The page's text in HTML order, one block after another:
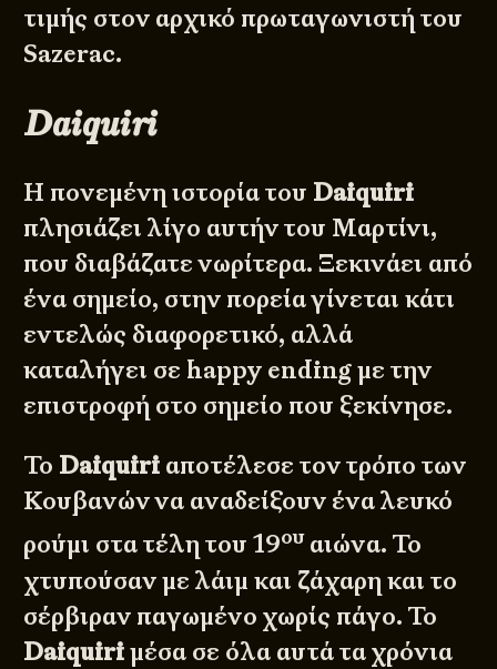
τιμής στον αρχικό πρωταγωνιστή του
Sazerac.
Daiquiri
Η πονεμένη ιστορία του Daiquiri
πλησιάζει λίγο αυτήν του Μαρτίνι,
που διαβάζατε νωρίτερα. Ξεκινάει από
ένα σημείο, στην πορεία γίνεται κάτι
εντελώς διαφορετικό, αλλά
καταλήγει σε happy ending με την
επιστροφή στο σημείο που ξεκίνησε.
Το Daiquiri αποτέλεσε τον τρόπο των
Κουβανών να αναδείξουν ένα λευκό
ρούμι στα τέλη του 19ουαιώνα. Το
χτυπούσαν με λάιμ και ζάχαρη και το
σέρβιραν παγωμένο χωρίς πάγο. Το
Daiquiriμέσα σε όλα αυτά τα χρόνια